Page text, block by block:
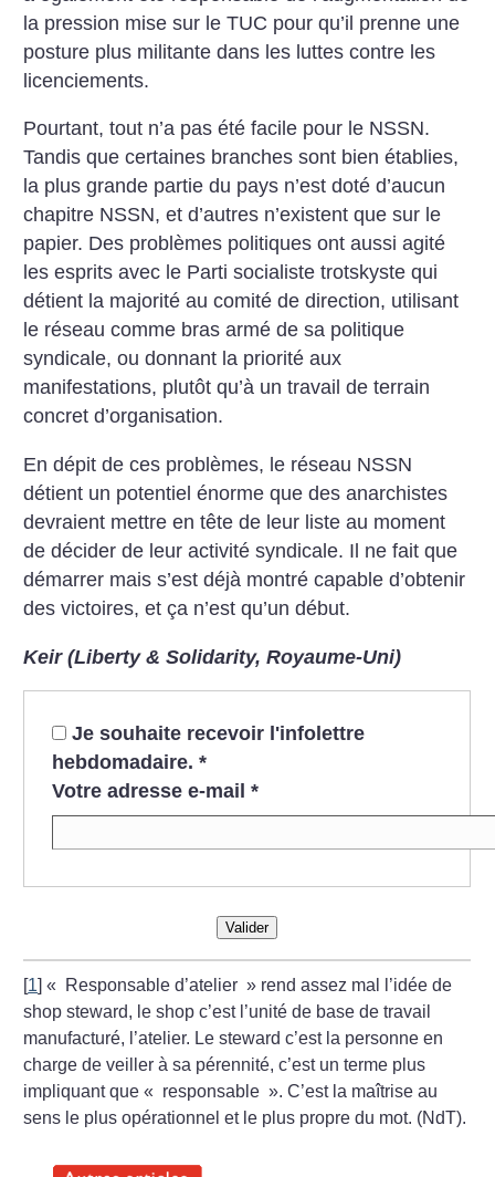
la pression mise sur le TUC pour qu’il prenne une
posture plus militante dans les luttes contre les
licenciements.
Pourtant, tout n’a pas été facile pour le NSSN.
Tandis que certaines branches sont bien établies,
la plus grande partie du pays n’est doté d’aucun
chapitre NSSN, et d’autres n’existent que sur le
papier. Des problèmes politiques ont aussi agité
les esprits avec le Parti socialiste trotskyste qui
détient la majorité au comité de direction, utilisant
le réseau comme bras armé de sa politique
syndicale, ou donnant la priorité aux
manifestations, plutôt qu’à un travail de terrain
concret d’organisation.
En dépit de ces problèmes, le réseau NSSN
détient un potentiel énorme que des anarchistes
devraient mettre en tête de leur liste au moment
de décider de leur activité syndicale. Il ne fait que
démarrer mais s’est déjà montré capable d’obtenir
des victoires, et ça n’est qu’un début.
Keir (Liberty & Solidarity, Royaume-Uni)
Je souhaite recevoir l'infolettre
hebdomadaire. *
Votre adresse e-mail *
Valider
[1]« Responsable d’atelier » rend assez mal l’idée de
shop steward, le shop c’est l’unité de base de travail
manufacturé, l’atelier. Le steward c’est la personne en
charge de veiller à sa pérennité, c’est un terme plus
impliquant que « responsable ». C’est la maîtrise au
sens le plus opérationnel et le plus propre du mot. (NdT).